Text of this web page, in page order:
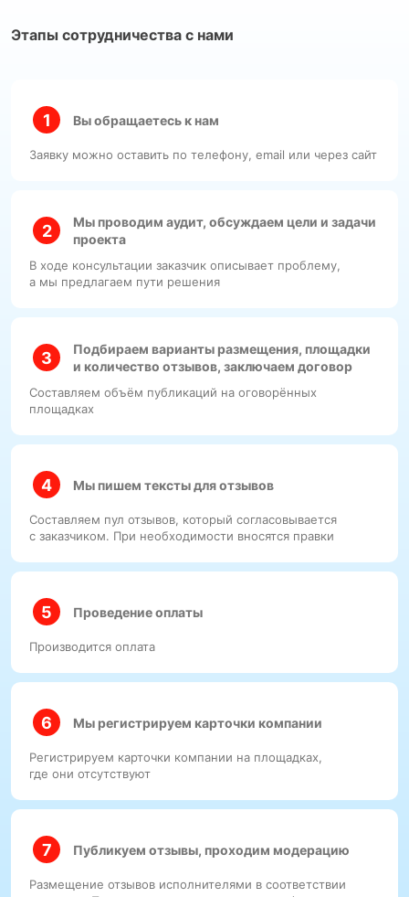
Этапы сотрудничества с нами
Вы обращаетесь к нам
Заявку можно оставить по телефону, email или через сайт
Мы проводим аудит, обсуждаем цели и задачи
проекта
В ходе консультации заказчик описывает проблему,
а мы предлагаем пути решения
Подбираем варианты размещения, площадки
и количество отзывов, заключаем договор
Составляем объём публикаций на оговорённых
площадках
Мы пишем тексты для отзывов
Составляем пул отзывов, который согласовывается
с заказчиком. При необходимости вносятся правки
Проведение оплаты
Производится оплата
Мы регистрируем карточки компании
Регистрируем карточки компании на площадках,
где они отсутствуют
Публикуем отзывы, проходим модерацию
Размещение отзывов исполнителями в соответствии